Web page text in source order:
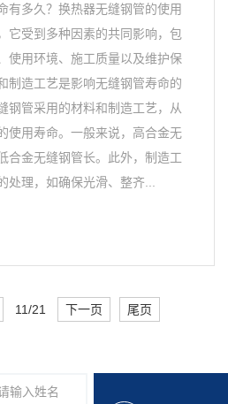
有多久？换热器无缝钢管的使用
它受到多种因素的共同影响，包
使用环境、施工质量以及维护保
制造工艺是影响无缝钢管寿命的
钢管采用的材料和制造工艺，从
使用寿命。一般来说，高合金无
合金无缝钢管长。此外，制造工
处理，如确保光滑、整齐...
11/21 下一页 尾页